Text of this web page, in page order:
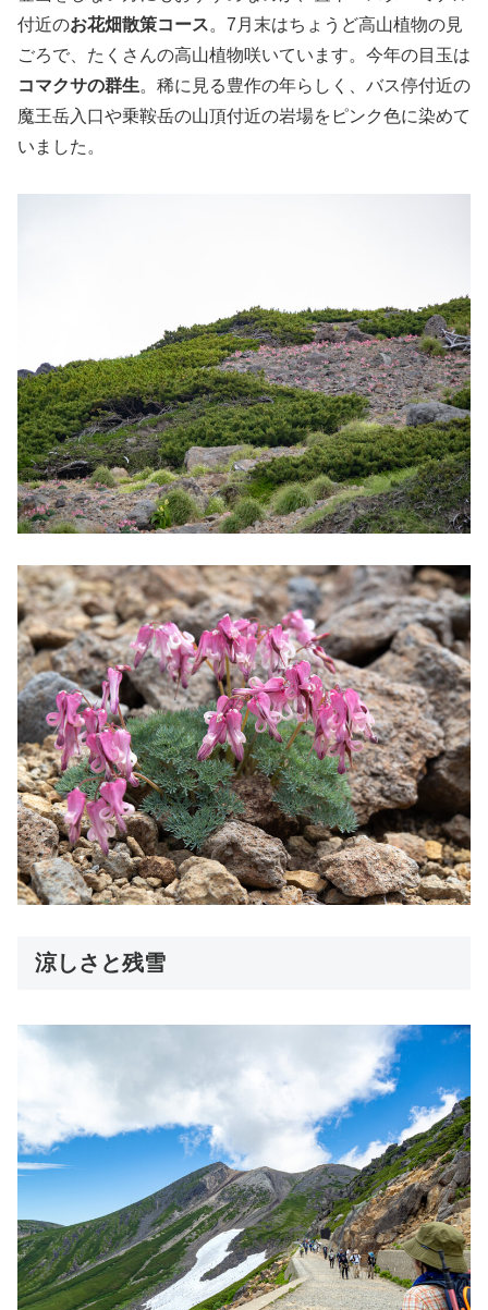
付近のお花畑散策コース。7月末はちょうど高山植物の見
ごろで、たくさんの高山植物咲いています。今年の目玉は
コマクサの群生。稀に見る豊作の年らしく、バス停付近の
魔王岳入口や乗鞍岳の山頂付近の岩場をピンク色に染めて
いました。
涼しさと残雪